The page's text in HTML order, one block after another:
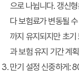
으로 나뉩니다. 갱신
다 보험료가 변동될
까지 유지되지만 초
과 보험 유지 기간 계
만기 설정 신중하게 :